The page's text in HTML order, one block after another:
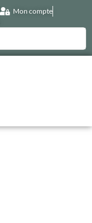
Mon compte